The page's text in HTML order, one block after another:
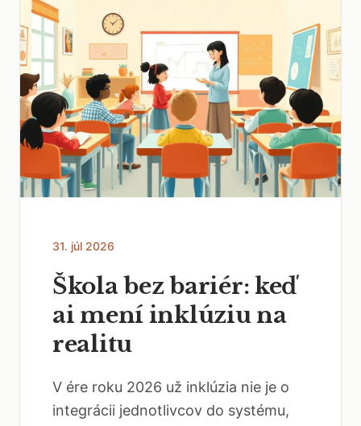
31. júl 2026
Škola bez bariér: keď
ai mení inklúziu na
realitu
V ére roku 2026 už inklúzia nie je o
integrácii jednotlivcov do systému,